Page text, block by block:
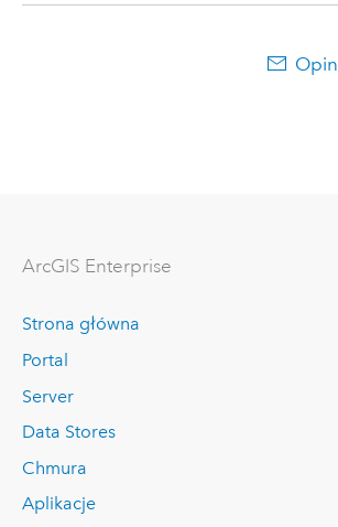
ArcGIS Enterprise
Strona główna
Portal
Server
Data Stores
Chmura
Aplikacje